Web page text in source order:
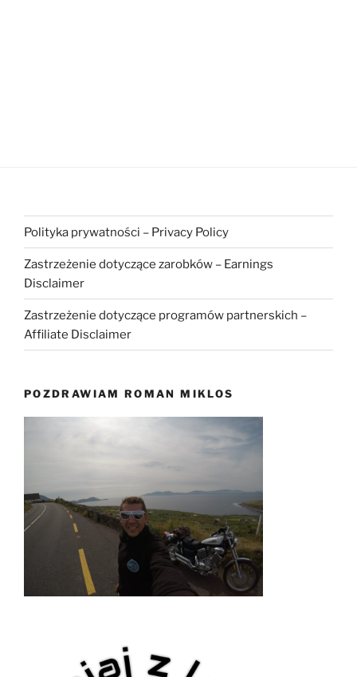
Polityka prywatności – Privacy Policy
Zastrzeżenie dotyczące zarobków – Earnings
Disclaimer
Zastrzeżenie dotyczące programów partnerskich –
Affiliate Disclaimer
POZDRAWIAM ROMAN MIKLOS